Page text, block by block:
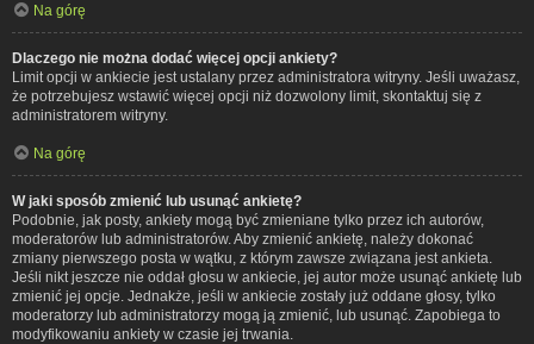
Na górę
Dlaczego nie można dodać więcej opcji ankiety?
Limit opcji w ankiecie jest ustalany przez administratora witryny. Jeśli uważasz,
że potrzebujesz wstawić więcej opcji niż dozwolony limit, skontaktuj się z
administratorem witryny.
Na górę
W jaki sposób zmienić lub usunąć ankietę?
Podobnie, jak posty, ankiety mogą być zmieniane tylko przez ich autorów,
moderatorów lub administratorów. Aby zmienić ankietę, należy dokonać
zmiany pierwszego posta w wątku, z którym zawsze związana jest ankieta.
Jeśli nikt jeszcze nie oddał głosu w ankiecie, jej autor może usunąć ankietę lub
zmienić jej opcje. Jednakże, jeśli w ankiecie zostały już oddane głosy, tylko
moderatorzy lub administratorzy mogą ją zmienić, lub usunąć. Zapobiega to
modyfikowaniu ankiety w czasie jej trwania.